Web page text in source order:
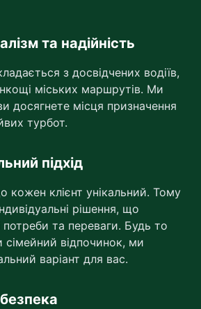
та надійність
з досвідчених водіїв,
міських маршрутів. Ми
досягнете місця призначення
турбот.
підхід
кожен клієнт унікальний. Тому
рішення, що
та переваги. Будь то
сімейний відпочинок, ми
варіант для вас.